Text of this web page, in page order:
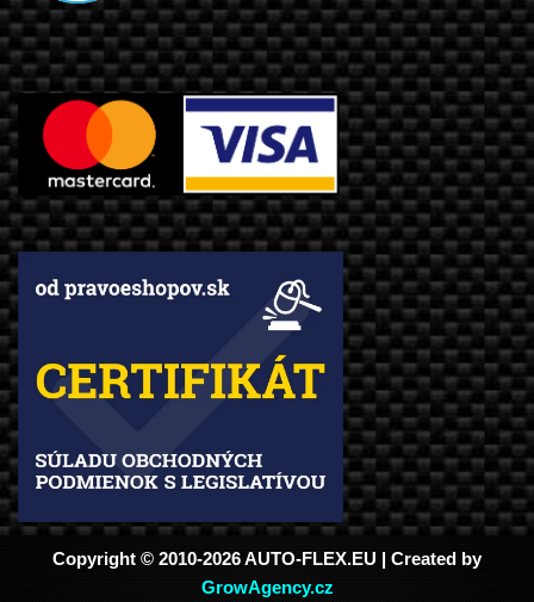
Copyright © 2010-2026 AUTO-FLEX.EU | Created by
GrowAgency.cz